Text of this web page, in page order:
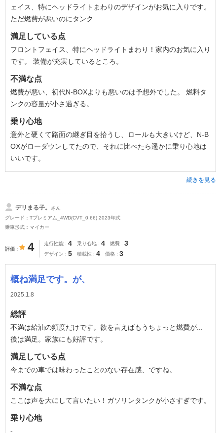
ェイス、特にヘッドライトまわりのデザインがお気に入りです。
ただ燃費が悪いのにタンク...
満足している点
フロントフェイス、特にヘッドライトまわり！家内のお気に入り
です。 装備が充実しているところ。
不満な点
燃費が悪い、初代N-BOXよりも悪いのは予想外でした。 燃料タ
ンクの容量が小さ過ぎる。
乗り心地
意外と硬くて路面の継ぎ目を拾うし、ロールも大きいけど、N-B
OXがローダウンしてたので、それに比べたら遥かに乗り心地は
いいです。
続きを見る
デリまる子。
さん
グレード：Tプレミアム_4WD(CVT_0.66) 2023年式
乗車形式：マイカー
評価 4 走行性能 4 乗り心地 4 燃費 3
デザイン 5 積載性 4 価格 3
概ね満足です。が、
2025.1.8
総評
不満は給油の頻度だけです。欲を言えばもうちょっと燃費が...
後は満足。家族にも好評です。
満足している点
今までの車では味わったことのない存在感、ですね。
不満な点
ここは声を大にして言いたい！ガソリンタンクが小さすぎです。
乗り心地
-